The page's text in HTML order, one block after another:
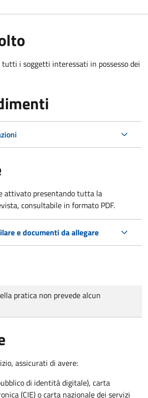
i soggetti interessati in possesso dei
attivato presentando tutta la
consultabile in formato PDF.
e documenti da allegare
pratica non prevede alcun
assicurati di avere:
di identità digitale), carta
(CIE) o carta nazionale dei servizi